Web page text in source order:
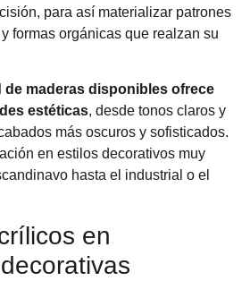
para así materializar patrones
formas orgánicas que realzan su
de maderas disponibles ofrece
estéticas, desde tonos claros y
más oscuros y sofisticados.
en estilos decorativos muy
hasta el industrial o el
en